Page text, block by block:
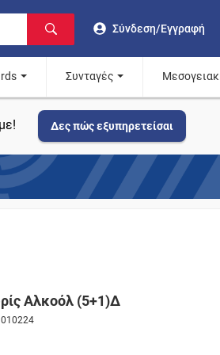
Σύνδεση/Εγγραφή
Συνταγές
Δες πώς εξυπηρετείσαι
Αλκοόλ (5+1)Δ